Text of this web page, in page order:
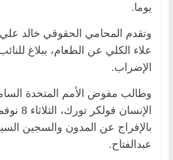
يوما.
وتقدم المحامي الحقوقي خالد
علاء الكلي عن الطعام، ببلاغ
الإضراب.
وطالب مفوض الأمم المتحدة
بالإفراج عن المدون والسجين
عبدالفتاح.